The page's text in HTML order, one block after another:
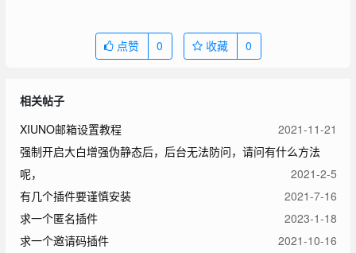
点赞 0 收藏 0
相关帖子
XIUNO邮箱设置教程
2021-11-21
强制开启大白增强伪静态后，后台无法防问，请问有什么方法
呢，
2021-2-5
有几个插件要谨慎安装
2021-7-16
求一个匿名插件
2023-1-18
求一个邀请码插件
2021-10-16